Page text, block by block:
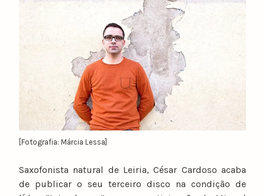
n
o
c
a
t
a
r
i
n
[Fotografia: Márcia Lessa]
Saxofonista natural de Leiria, César Cardoso acaba
de publicar o seu terceiro disco na condição de